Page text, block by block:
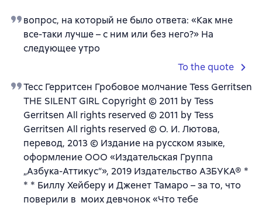
вопрос, на который не было ответа: «Как мне
все-таки лучше – с ним или без него?» На
следующее утро
To the quote
Тесс Герритсен Гробовое молчание Tess Gerritsen
THE SILENT GIRL Copyright © 2011 by Tess
Gerritsen All rights reserved © 2011 by Tess
Gerritsen All rights reserved © О. И. Лютова,
перевод, 2013 © Издание на русском языке,
оформление ООО «Издательская Группа
„Азбука-Аттикус“», 2019 Издательство АЗБУКА® *
* * Биллу Хейберу и Дженет Тамаро – за то, что
поверили в моих девчонок «Что тебе